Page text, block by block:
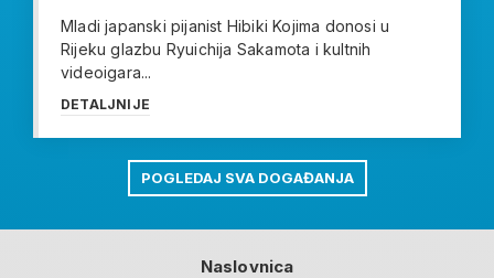
Mladi japanski pijanist Hibiki Kojima donosi u
Rijeku glazbu Ryuichija Sakamota i kultnih
videoigara...
DETALJNIJE
POGLEDAJ SVA DOGAĐANJA
Naslovnica